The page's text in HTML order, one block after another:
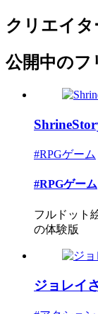
クリエイ
公開中のフ
#RPGゲーム
#RPGゲーム
フルドット
の体験版
ジョレイ